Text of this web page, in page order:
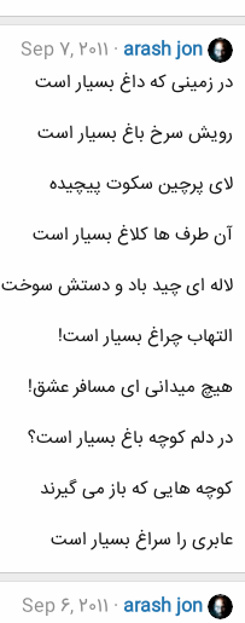
arash jon
Sep 7, 2011
در زمینی که داغ بسیار است
رویش سرخ باغ بسیار است
لای پرچین سکوت پیچیده
آن طرف ها کلاغ بسیار است
لاله ای چید باد و دستش سوخت
التهاب چراغ بسیار است!
هیچ میدانی ای مسافر عشق!
در دلم کوچه باغ بسیار است؟
کوچه هایی که باز می گیرند
عابری را سراغ بسیار است
arash jon
Sep 6, 2011